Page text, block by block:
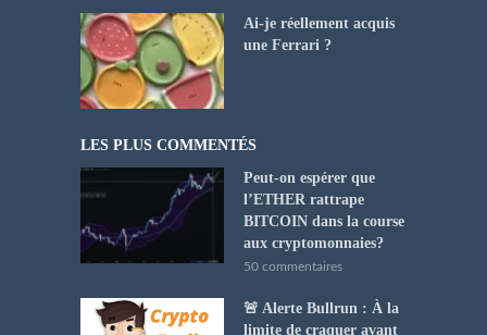
Ai-je réellement acquis
une Ferrari ?
LES PLUS COMMENTÉS
Peut-on espérer que
l’ETHER rattrape
BITCOIN dans la course
aux cryptomonnaies?
50 commentaires
🚨 Alerte Bullrun : À la
limite de craquer avant